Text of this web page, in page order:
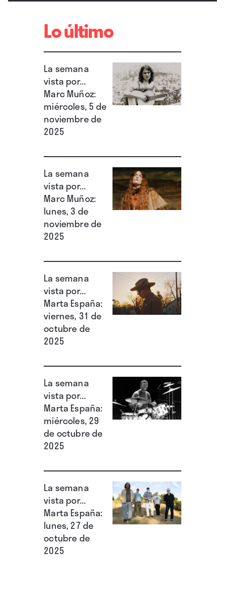
Lo último
La semana
vista por...
Marc Muñoz:
miércoles, 5 de
noviembre de
2025
La semana
vista por...
Marc Muñoz:
lunes, 3 de
noviembre de
2025
La semana
vista por...
Marta España:
viernes, 31 de
octubre de
2025
La semana
vista por...
Marta España:
miércoles, 29
de octubre de
2025
La semana
vista por...
Marta España:
lunes, 27 de
octubre de
2025